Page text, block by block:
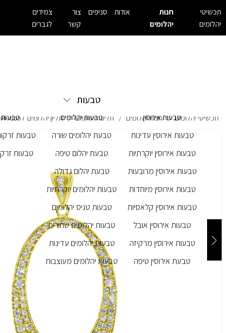
תכשיטי
יהלומים
חנות
יהלומים
אודות סניפים
צור
קשר
צמידים
לגברים
טבעות
טבעות אירוסין
טבעות אירוסין עדינות
טבעות אירוסין יוקרתיות
טבעות אירוסין מרובעות
טבעות אירוסין מיוחדות
טבעות אירוסין קלאסיות
טבעות אירוסין אובל
טבעות אירוסין מרקיזה
טבעת אירוסין טיפה
טבעות יהלומים
טבעת יהלומים שורה
טבעת יהלום טיפה
טבעת יהלום גדולה
טבעות יהלומים יוקרתיות
טבעות טניס יהלומים
טבעות יהלומים שחורים
טבעות יהלומים עדינות
טבעות יהלומים מעוצבות
טבעות
טבעות
טבעות
תכשיטי יהלומים / חנות יהלומים / תליוני יהלומים / תליון יהלומים M- 8557